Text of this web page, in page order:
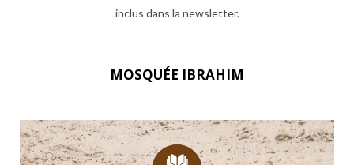
inclus dans la newsletter.
MOSQUÉE IBRAHIM